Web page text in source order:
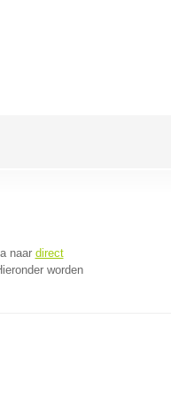
naar direct
worden